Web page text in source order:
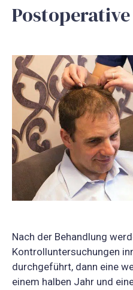
Nach der Behandlung
Kontrolluntersuchungen
durchgeführt, dann eine
einem halben Jahr und